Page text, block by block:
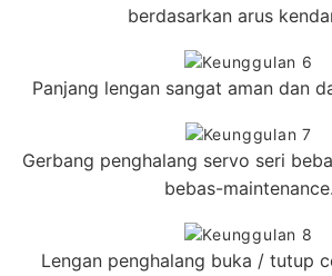
berdasarkan arus
Panjang lengan sangat aman dan
Gerbang penghalang servo seri
bebas-maintenance.
Lengan penghalang buka / tutup